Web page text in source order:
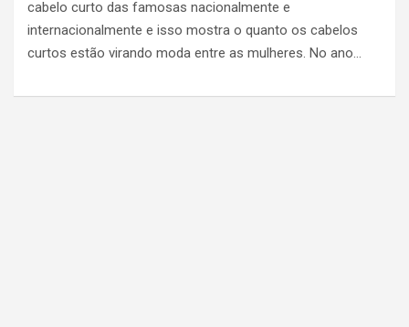
cabelo curto das famosas nacionalmente e
internacionalmente e isso mostra o quanto os cabelos
curtos estão virando moda entre as mulheres. No ano…